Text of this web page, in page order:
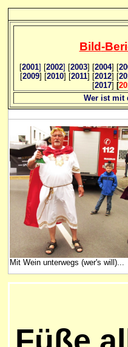
Bild-B
[2001] [2002] [2003] [2004] [
[2009] [2010] [2011] [2012] [
[2017] [
Wer ist mit
Mit Wein unterwegs (wer's will)...